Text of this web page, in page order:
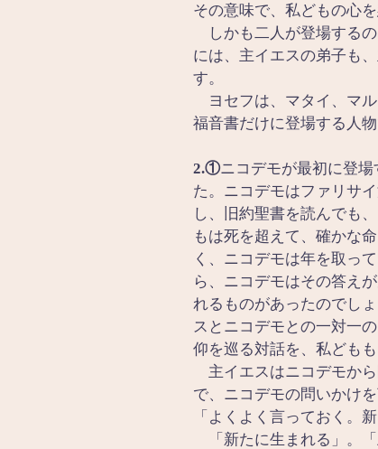
その意味で、私どもの心
しかも二人が登場する
には、主イエスの弟子も
す。
ヨセフは、マタイ、マ
福音書だけに登場する人
2.①ニコデモが最初に登
た。ニコデモはファリサ
し、旧約聖書を読んでも
もは死を超えて、確かな
く、ニコデモは年を取っ
ら、ニコデモはその答え
れるものがあったのでし
スとニコデモとの一対一
仰を巡る対話を、私ども
主イエスはニコデモか
で、ニコデモの問いかけを
「よくよく言っておく。
「新たに生まれる」。